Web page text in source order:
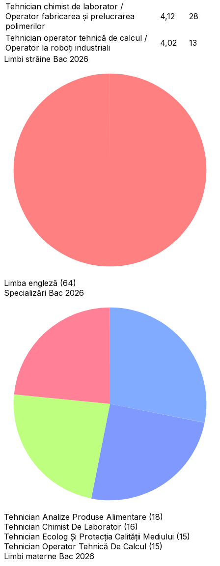
Tehnician chimist de laborator /
Operator fabricarea și prelucrarea
polimerilor
4,12 28
Tehnician operator tehnică de calcul /
Operator la roboți industriali
4,02
13
Limbi străine Bac 2026
Limba engleză (64)
Specializări Bac 2026
Tehnician Analize Produse Alimentare (18)
Tehnician Chimist De Laborator (16)
Tehnician Ecolog Și Protecția Calității Mediului (15)
Tehnician Operator Tehnică De Calcul (15)
Limbi materne Bac 2026